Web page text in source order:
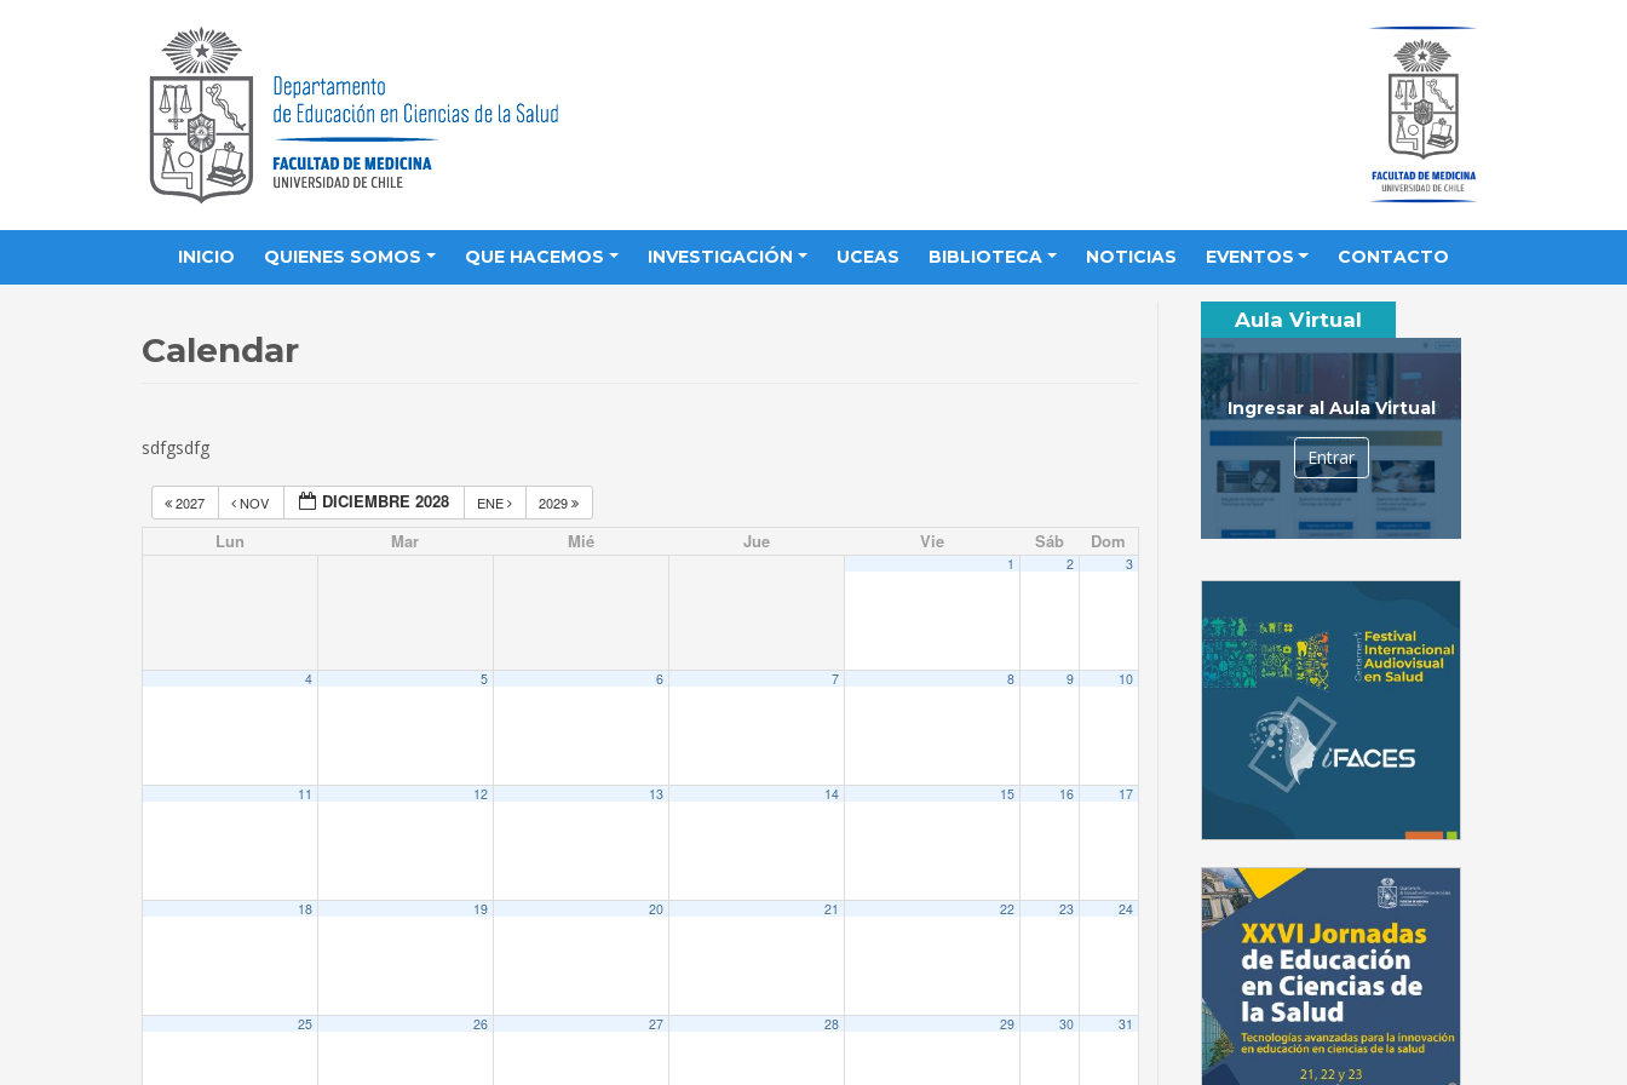
INICIO QUIENES SOMOS QUE HACEMOS INVESTIGACIÓN UCEAS BIBLIOTECA NOTICIAS EVENTOS CONTACTO
Calendar
sdfgsdfg
2027 NOV DICIEMBRE 2028 ENE 2029
Lun Mar Mié Jue Vie Sáb Dom
1 2 3
4 5 6 7 8 9 10
11 12 13 14 15 16 17
18 19 20 21 22 23 24
25 26 27 28 29 30 31
Aula Virtual
Ingresar al Aula Virtual
Entrar